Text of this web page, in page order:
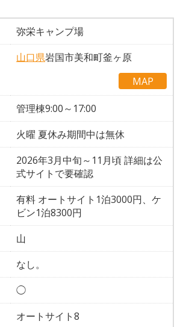
弥栄キャンプ場
山口県岩国市美和町釜ヶ原
MAP
管理棟9:00～17:00
火曜 夏休み期間中は無休
2026年3月中旬～11月頃 詳細は公
式サイトで要確認
有料 オートサイト1泊3000円、ケ
ビン1泊8300円
山
なし。
◯
オートサイト8